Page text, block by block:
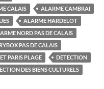
CALAIS
ALARME CAMBRAI
ALARME HARDELOT
NORD PAS DE CALAIS
PAS DE CALAIS
PARIS PLAGE
DETECTION
DES BIENS CULTURELS